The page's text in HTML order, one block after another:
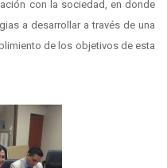
con la sociedad, en donde
a desarrollar a través de una
de los objetivos de esta